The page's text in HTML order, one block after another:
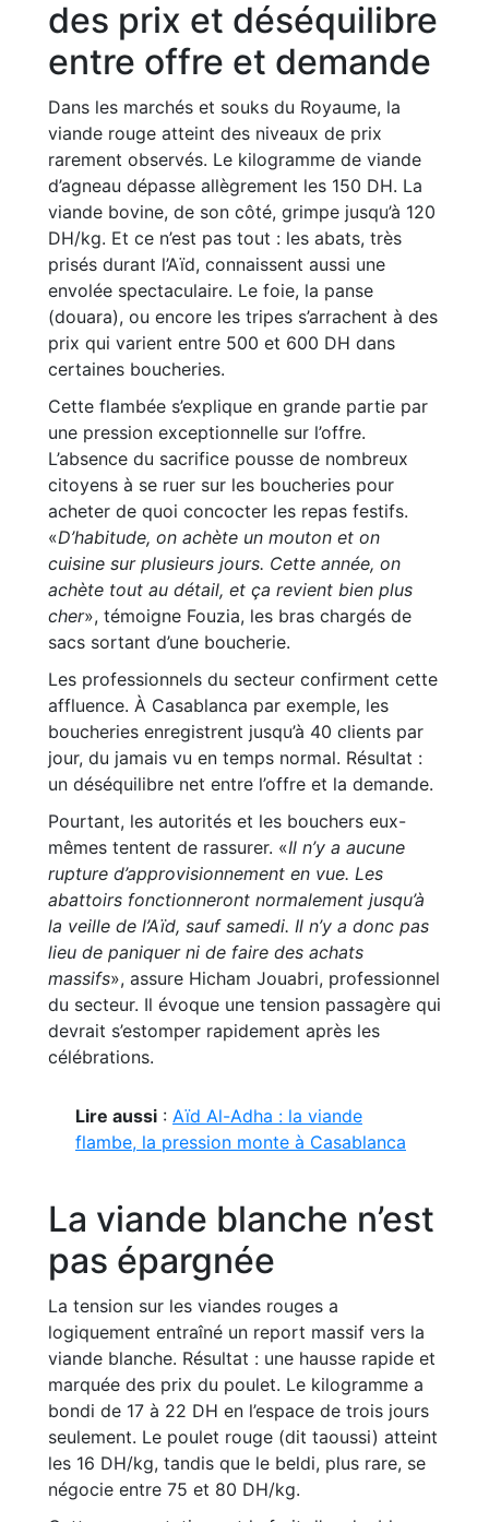
des prix et déséquilibre
entre offre et demande
Dans les marchés et souks du Royaume, la
viande rouge atteint des niveaux de prix
rarement observés. Le kilogramme de viande
d’agneau dépasse allègrement les 150 DH. La
viande bovine, de son côté, grimpe jusqu’à 120
DH/kg. Et ce n’est pas tout : les abats, très
prisés durant l’Aïd, connaissent aussi une
envolée spectaculaire. Le foie, la panse
(douara), ou encore les tripes s’arrachent à des
prix qui varient entre 500 et 600 DH dans
certaines boucheries.
Cette flambée s’explique en grande partie par
une pression exceptionnelle sur l’offre.
L’absence du sacrifice pousse de nombreux
citoyens à se ruer sur les boucheries pour
acheter de quoi concocter les repas festifs.
«D’habitude, on achète un mouton et on
cuisine sur plusieurs jours. Cette année, on
achète tout au détail, et ça revient bien plus
cher», témoigne Fouzia, les bras chargés de
sacs sortant d’une boucherie.
Les professionnels du secteur confirment cette
affluence. À Casablanca par exemple, les
boucheries enregistrent jusqu’à 40 clients par
jour, du jamais vu en temps normal. Résultat :
un déséquilibre net entre l’offre et la demande.
Pourtant, les autorités et les bouchers eux-
mêmes tentent de rassurer. «Il n’y a aucune
rupture d’approvisionnement en vue. Les
abattoirs fonctionneront normalement jusqu’à
la veille de l’Aïd, sauf samedi. Il n’y a donc pas
lieu de paniquer ni de faire des achats
massifs», assure Hicham Jouabri, professionnel
du secteur. Il évoque une tension passagère qui
devrait s’estomper rapidement après les
célébrations.
Lire aussi : Aïd Al-Adha : la viande
flambe, la pression monte à Casablanca
La viande blanche n’est
pas épargnée
La tension sur les viandes rouges a
logiquement entraîné un report massif vers la
viande blanche. Résultat : une hausse rapide et
marquée des prix du poulet. Le kilogramme a
bondi de 17 à 22 DH en l’espace de trois jours
seulement. Le poulet rouge (dit taoussi) atteint
les 16 DH/kg, tandis que le beldi, plus rare, se
négocie entre 75 et 80 DH/kg.